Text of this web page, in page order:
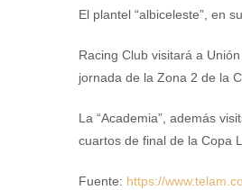
El plantel “albiceleste”, en
Racing Club visitará a
jornada de la Zona 2 de la
La “Academia”, además
cuartos de final de la Copa
Fuente: https://